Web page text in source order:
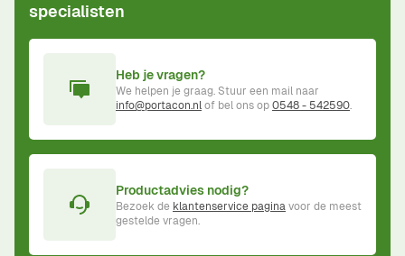
specialisten
Heb je vragen?
We helpen je graag. Stuur een mail naar
info@portacon.nlof bel ons op0548 - 542590.
Productadvies nodig?
Bezoek de klantenservice paginavoor de meest
gestelde vragen.